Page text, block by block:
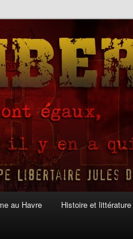
au Havre Histoire et littérature